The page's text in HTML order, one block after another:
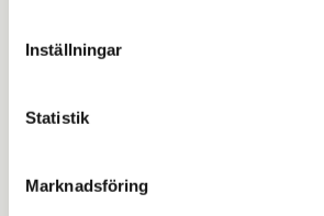
Inställningar
Statistik
Marknadsföring
- SUPPLY-funktion för stabil
- LCD skärm;
polaritet.